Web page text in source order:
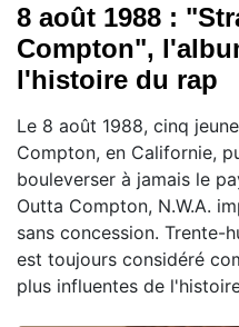
8 août 1988 :
Compton",
l'histoire du rap
Le 8 août 1988, cinq
Compton, en Californie,
bouleverser à jamais le
Outta Compton, N.W.A.
sans concession. Trente-
est toujours considéré
plus influentes de